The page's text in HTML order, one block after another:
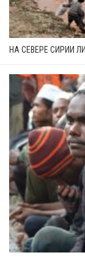
НА СЕВЕРЕ СИРИИ